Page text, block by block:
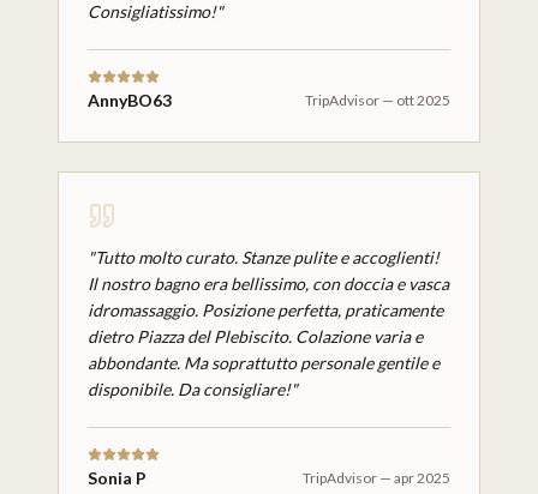
Consigliatissimo!"
AnnyBO63 TripAdvisor — ott 2025
"Tutto molto curato. Stanze pulite e accoglienti!
Il nostro bagno era bellissimo, con doccia e vasca
idromassaggio. Posizione perfetta, praticamente
dietro Piazza del Plebiscito. Colazione varia e
abbondante. Ma soprattutto personale gentile e
disponibile. Da consigliare!"
Sonia P TripAdvisor — apr 2025